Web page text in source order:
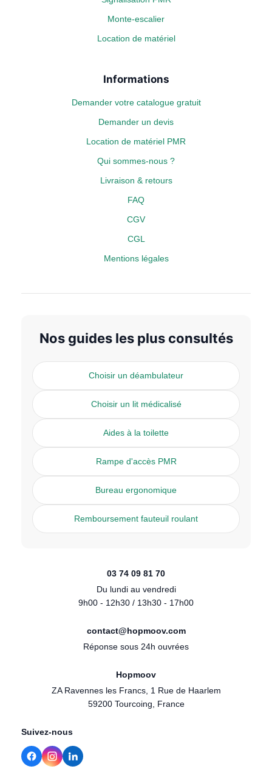
Monte-escalier
Location de matériel
Informations
Demander votre catalogue gratuit
Demander un devis
Location de matériel PMR
Qui sommes-nous ?
Livraison & retours
FAQ
CGV
CGL
Mentions légales
Nos guides les plus consultés
Choisir un déambulateur
Choisir un lit médicalisé
Aides à la toilette
Rampe d'accès PMR
Bureau ergonomique
Remboursement fauteuil roulant
03 74 09 81 70
Du lundi au vendredi
9h00 - 12h30 / 13h30 - 17h00
contact@hopmoov.com
Réponse sous 24h ouvrées
Hopmoov
ZA Ravennes les Francs, 1 Rue de Haarlem
59200 Tourcoing, France
Suivez-nous